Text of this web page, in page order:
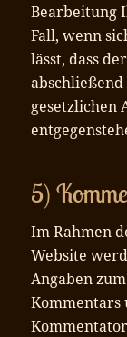
Bearbeitung
Fall, wenn
lässt, dass
gesetzlichen
5)
Im Rahmen
Website
Angaben
Kommentars